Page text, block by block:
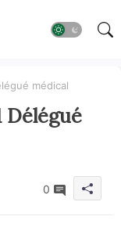
médical
0